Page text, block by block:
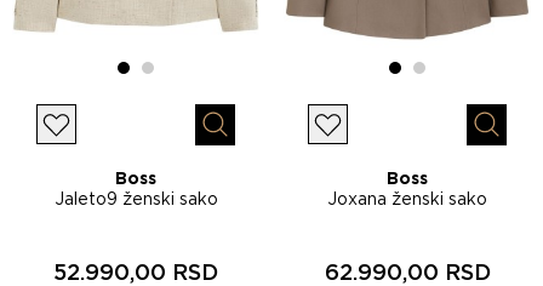
Lista želja Brzi pregled
Boss
Jaleto9 ženski sako
52.990,00 RSD
Lista želja Brzi
Boss
Joxana ženski sako
62.990,00 RSD